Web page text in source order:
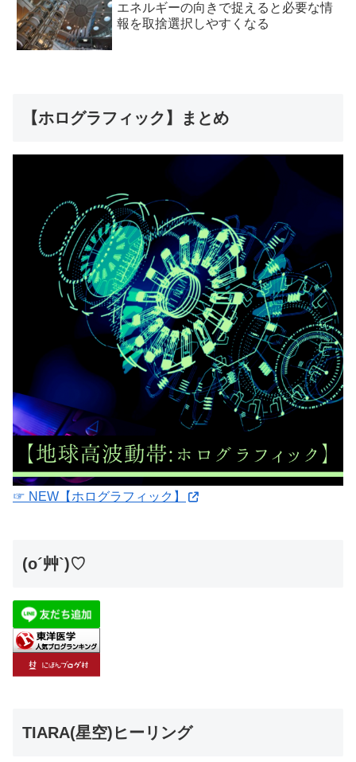
エネルギーの向きで捉えると必要な情
報を取捨選択しやすくなる
【ホログラフィック】まとめ
☞ NEW【ホログラフィック】
(o´艸`)♡
TIARA(星空)ヒーリング